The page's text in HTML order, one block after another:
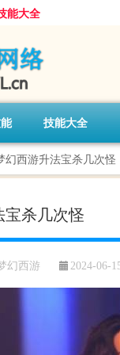
能大全
技能大全
幻西游升法宝杀几次怪
杀几次怪
幻西游 2024-06-